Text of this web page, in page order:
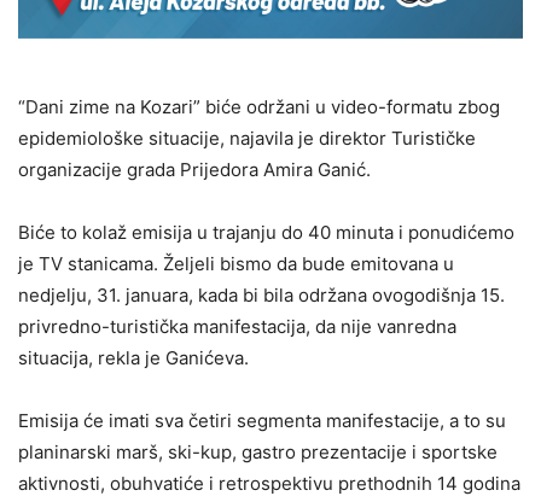
“Dani zime na Kozari” biće održani u video-formatu zbog
epidemiološke situacije, najavila je direktor Turističke
organizacije grada Prijedora Amira Ganić.
Biće to kolaž emisija u trajanju do 40 minuta i ponudićemo
je TV stanicama. Željeli bismo da bude emitovana u
nedjelju, 31. januara, kada bi bila održana ovogodišnja 15.
privredno-turistička manifestacija, da nije vanredna
situacija, rekla je Ganićeva.
Emisija će imati sva četiri segmenta manifestacije, a to su
planinarski marš, ski-kup, gastro prezentacije i sportske
aktivnosti, obuhvatiće i retrospektivu prethodnih 14 godina